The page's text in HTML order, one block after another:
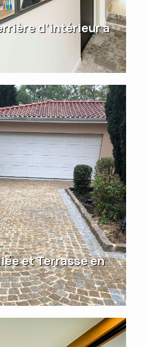
d’intérieur à
et Terrasse en